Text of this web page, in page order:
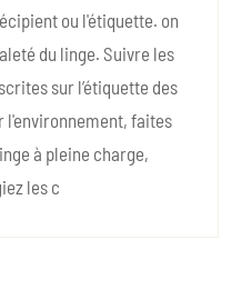
ou l'étiquette. on
du linge. Suivre les
sur l’étiquette des
l'environnement, faites
à pleine charge,
les c